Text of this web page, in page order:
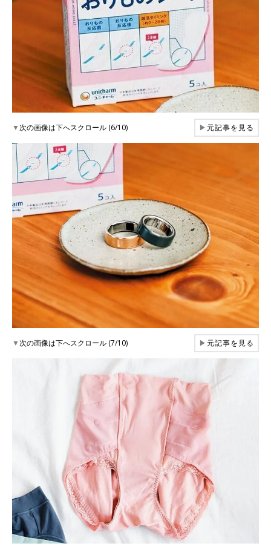
▼次の画像は下へスクロール (6/10) ▶元記事を見る
▼次の画像は下へスクロール (7/10) ▶元記事を見る